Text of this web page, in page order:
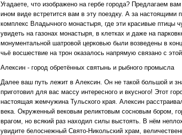
Угадаете, что изображено на гербе города? Предлагаем
ином виде встретится вам в эту поездку. А за настоящими
комплекс Владычного монастыря, где эти красивые птицы
увидеть на газонах монастыря, в клетках и даже на
монументальной шатровой церковью были возведены в
чьё восшествие на трон оказалось напрямую связано с
Алексин - город обретённых святынь и рыбного промысла
Далее ваш путь лежит в Алексин. Он не такой большой и
приготовил для вас массу интересного и вкусного! Этот
настоящая жемчужина Тульского края. Алексин
века. Окруженный вековым реликтовым сосновым бором,
врагом, но всякий раз находил силы выстоять. В нём
увидите белоснежный Свято-Никольский храм,